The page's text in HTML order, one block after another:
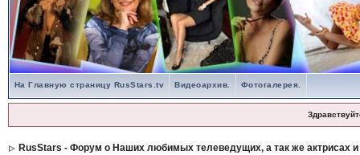
На Главную страницу RusStars.tv Видеоархив. Фотогалерея.
RusStars - Форум о Наших любимых телеведущих, а так же актрисах и